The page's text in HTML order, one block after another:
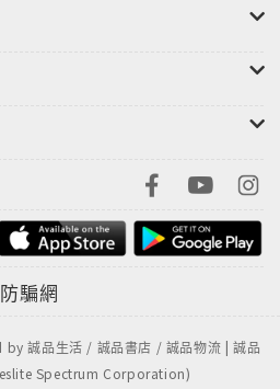
騙網
誠品生活 / 誠品書店 / 誠品物流 | 誠品
Spectrum Corporation)